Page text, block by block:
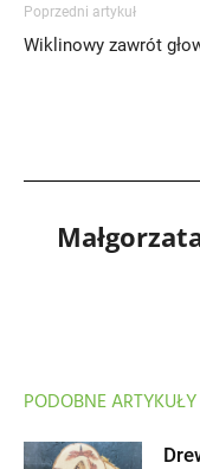
Poprzedni artykuł
Wiklinowy zawrót
PODOBNE ARTYKUŁY